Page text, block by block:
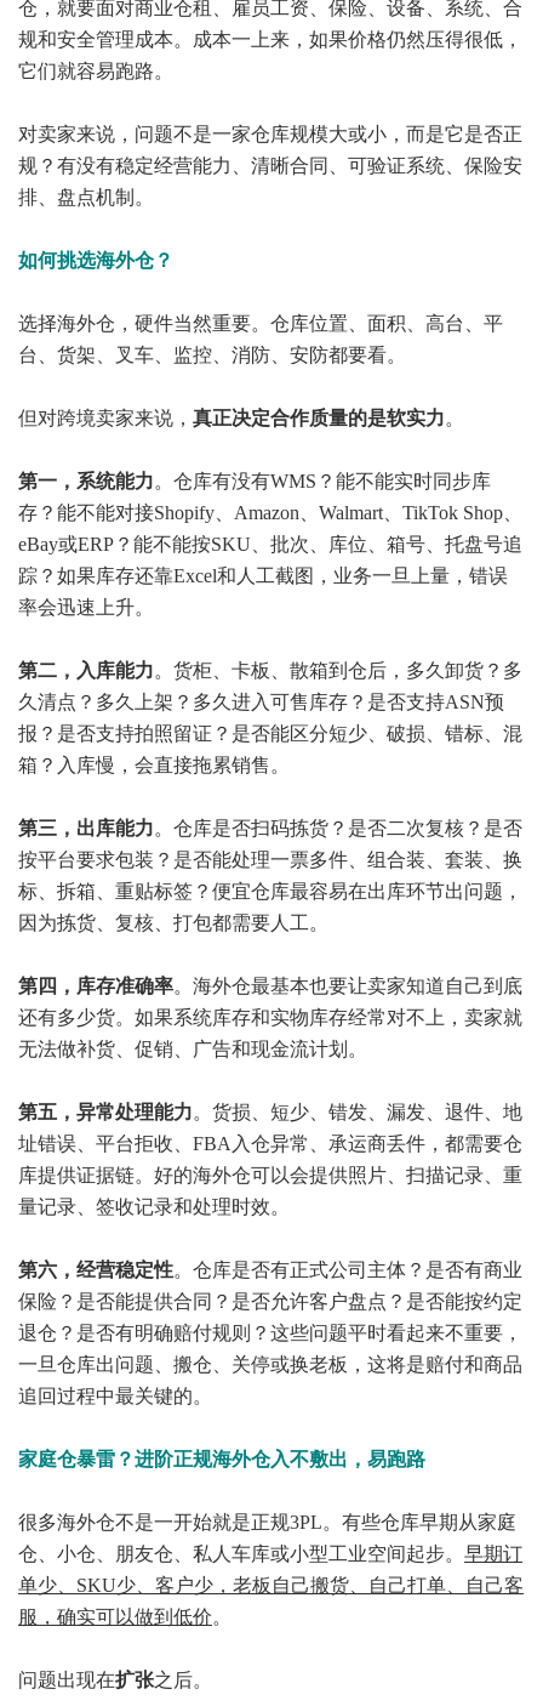
仓，就要面对商业仓租、雇员工资、保险、设备、系统、合
规和安全管理成本。成本一上来，如果价格仍然压得很低，
它们就容易跑路。
对卖家来说，问题不是一家仓库规模大或小，而是它是否正
规？有没有稳定经营能力、清晰合同、可验证系统、保险安
排、盘点机制。
如何挑选海外仓？
选择海外仓，硬件当然重要。仓库位置、面积、高台、平
台、货架、叉车、监控、消防、安防都要看。
但对跨境卖家来说， 真正决定合作质量的是软实力。
第一，系统能力。仓库有没有WMS？能不能实时同步库
存？能不能对接Shopify、Amazon、Walmart、TikTok Shop、
eBay或ERP？能不能按SKU、批次、库位、箱号、托盘号追
踪？如果库存还靠Excel和人工截图，业务一旦上量，错误
率会迅速上升。
第二，入库能力。货柜、卡板、散箱到仓后，多久卸货？多
久清点？多久上架？多久进入可售库存？是否支持ASN预
报？是否支持拍照留证？是否能区分短少、破损、错标、混
箱？入库慢，会直接拖累销售。
第三，出库能力。仓库是否扫码拣货？是否二次复核？是否
按平台要求包装？是否能处理一票多件、组合装、套装、换
标、拆箱、重贴标签？便宜仓库最容易在出库环节出问题，
因为拣货、复核、打包都需要人工。
第四，库存准确率。海外仓最基本也要让卖家知道自己到底
还有多少货。如果系统库存和实物库存经常对不上，卖家就
无法做补货、促销、广告和现金流计划。
第五，异常处理能力。货损、短少、错发、漏发、退件、地
址错误、平台拒收、FBA入仓异常、承运商丢件，都需要仓
库提供证据链。好的海外仓可以会提供照片、扫描记录、重
量记录、签收记录和处理时效。
第六，经营稳定性。仓库是否有正式公司主体？是否有商业
保险？是否能提供合同？是否允许客户盘点？是否能按约定
退仓？是否有明确赔付规则？这些问题平时看起来不重要，
一旦仓库出问题、搬仓、关停或换老板，这将是赔付和商品
追回过程中最关键的。
家庭仓暴雷？进阶正规海外仓入不敷出，易跑路
很多海外仓不是一开始就是正规3PL。有些仓库早期从家庭
仓、小仓、朋友仓、私人车库或小型工业空间起步。 早期订
单少、SKU少、客户少，老板自己搬货、自己打单、自己客
服，确实可以做到低价。
问题出现在扩张之后。